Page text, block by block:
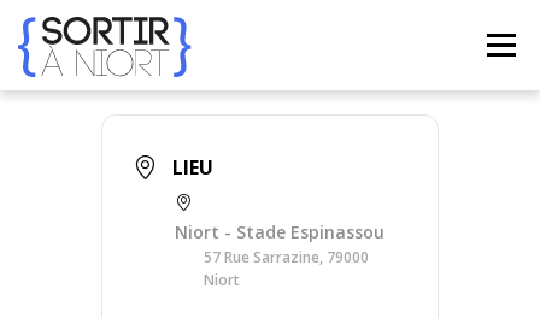
contenu
Menu
CONTACT
LIEU
Niort - Stade Espinassou
57 Rue Sarrazine, 79000
Niort